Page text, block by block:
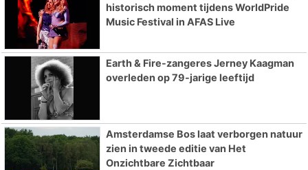
historisch moment tijdens WorldPride
Music Festival in AFAS Live
Earth & Fire-zangeres Jerney Kaagman
overleden op 79-jarige leeftijd
Amsterdamse Bos laat verborgen natuur
zien in tweede editie van Het
Onzichtbare Zichtbaar